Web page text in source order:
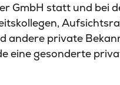
GmbH statt und bei
andere private
eine gesonderte